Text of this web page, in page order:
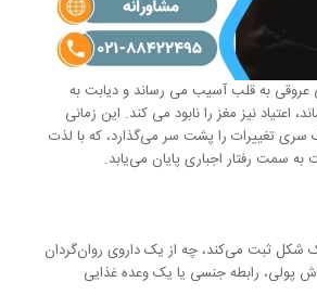
عروقی به قلب آسیب می رساند و دیابت به
اعتیاد نیز مغز را نابود می کند. این زمانی
سری تغییرات را پشت سر می‌گذارد، که با لذت
سمت رفتار اجباری پایان می‌یابد.
شکل ثبت می‌کند، چه از یک داروی روان‌گردان
پولی، رابطه جنسی یا یک وعده غذایی